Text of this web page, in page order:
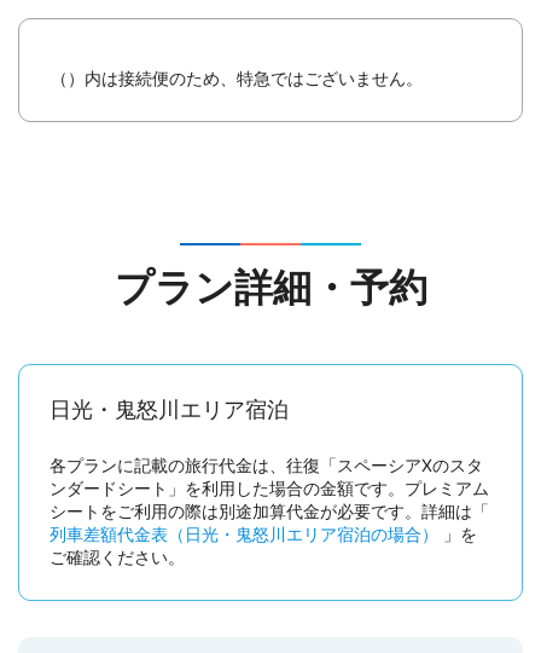
（）内は接続便のため、特急ではございません。
プラン詳細・予約
日光・鬼怒川エリア宿泊
各プランに記載の旅行代金は、往復「スペーシアXのスタ
ンダードシート」を利用した場合の金額です。プレミアム
シートをご利用の際は別途加算代金が必要です。詳細は「
列車差額代金表（日光・鬼怒川エリア宿泊の場合）
」を
ご確認ください。